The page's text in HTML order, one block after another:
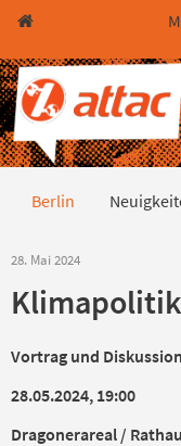
Direkt zum Hauptinhalt
Direkt zur Haupt-
Direkt zur Service-
Direkt zur Footer-
Direkt zum Footerinhalt
Neuigkeiten
Berlin
28. Mai 2024
Vortrag und
28.05.2024, 19:00
Dragonerareal /